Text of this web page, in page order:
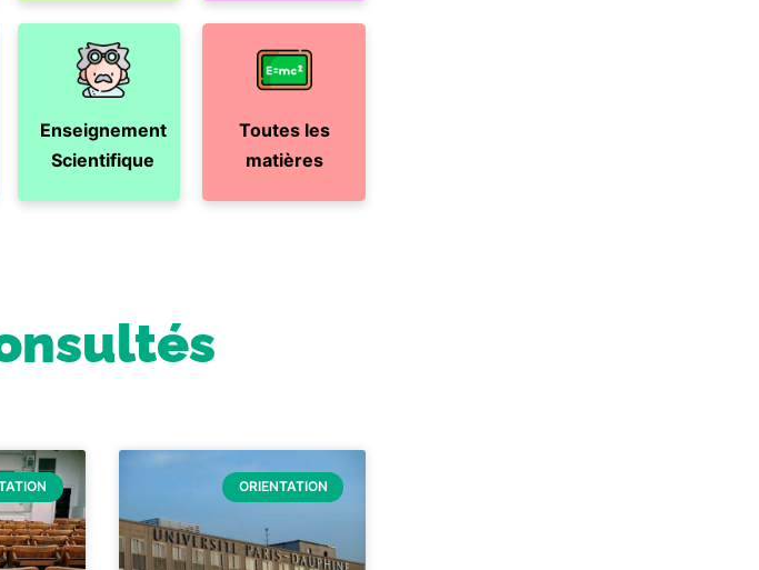
Enseignement
Scientifique
Toutes les
matières
ORIENTATION